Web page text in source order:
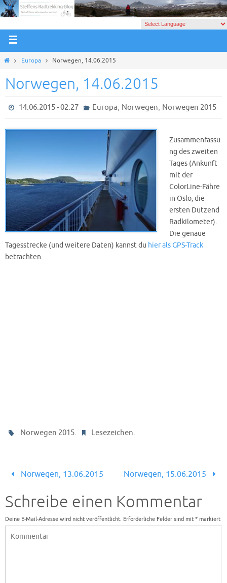
Europa Norwegen, 14.06.2015
Norwegen, 14.06.2015
14.06.2015 - 02:27 Europa, Norwegen, Norwegen 2015
Zusammenfassu
ng des zweiten
Tages (Ankunft
mit der
ColorLine-Fähre
in Oslo, die
ersten Dutzend
Radkilometer).
Die genaue
Tagesstrecke (und weitere Daten) kannst du hier als GPS-Track
betrachten.
Norwegen 2015. Lesezeichen.
Norwegen, 13.06.2015 Norwegen, 15.06.2015
Schreibe einen Kommentar
Deine E-Mail-Adresse wird nicht veröffentlicht. Erforderliche Felder sind mit * markiert